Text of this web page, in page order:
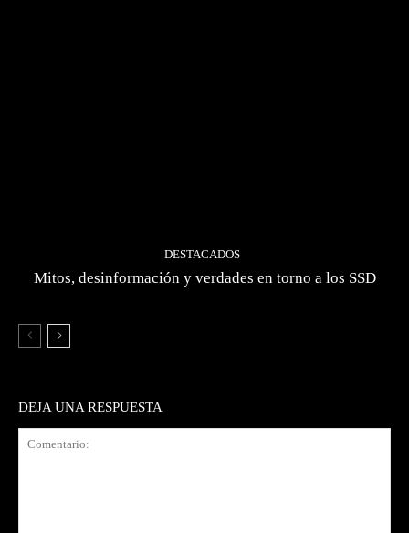
DESTACADOS
Mitos, desinformación y verdades en torno a los SSD
DEJA UNA RESPUESTA